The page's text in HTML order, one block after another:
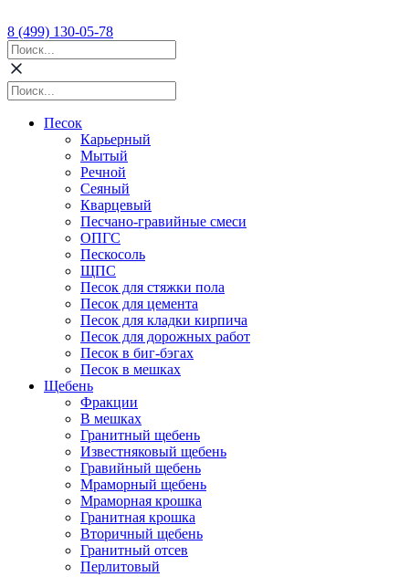
8 (499) 130-05-78
Песок
Карьерный
Мытый
Речной
Сеяный
Кварцевый
Песчано-гравийные смеси
ОПГС
Пескосоль
ЩПС
Песок для стяжки пола
Песок для цемента
Песок для кладки кирпича
Песок для дорожных работ
Песок в биг-бэгах
Песок в мешках
Щебень
Фракции
В мешках
Гранитный щебень
Известняковый щебень
Гравийный щебень
Мраморный щебень
Мраморная крошка
Гранитная крошка
Вторичный щебень
Гранитный отсев
Перлитовый